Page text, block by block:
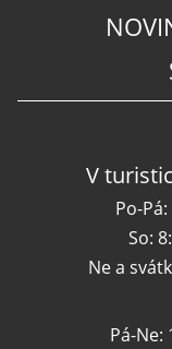
V
Po-
So:
Ne a
Pá-Ne: